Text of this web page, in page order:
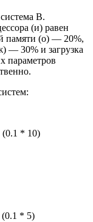
B.
(и) равен
памяти (о) — 20%,
— 30% и загрузка
параметров
* 10)
* 5)